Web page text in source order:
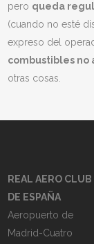
pero queda
(cuando no esté
expreso del
combustibles no
otras cosas.
REAL AERO CLUB
DE ESPAÑA
Aeropuerto de
Madrid-Cuatro